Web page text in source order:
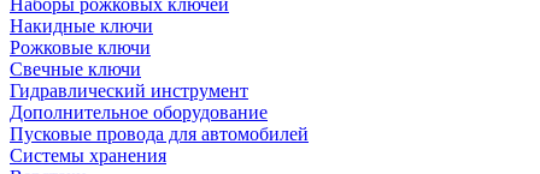
Наборы рожковых ключей
Накидные ключи
Рожковые ключи
Свечные ключи
Гидравлический инструмент
Дополнительное оборудование
Пусковые провода для автомобилей
Системы хранения